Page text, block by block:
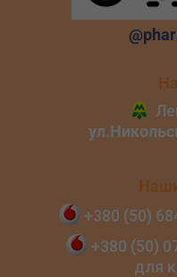
+380 (50)
+380 (50)
для